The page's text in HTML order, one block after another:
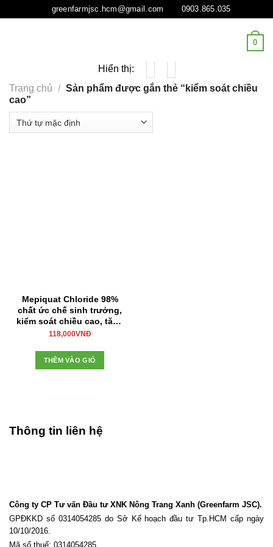
greenfarmjsc.hcm@gmail.com 0903.865.035
0
Hiển thị:
Trang chủ / Sản phẩm được gắn thẻ “kiểm soát chiều
cao”
Mepiquat Chloride 98%
chất ức chế sinh trưởng,
kiểm soát chiều cao, tăng
năng suất
118,000VNĐ
THÊM VÀO GIỎ
Thông tin liên hệ
Công ty CP Tư vấn Đầu tư XNK Nông Trang Xanh (Greenfarm JSC).
GPĐKKD số 0314054285 do Sở Kế hoạch đầu tư Tp.HCM cấp ngày
10/10/2016.
Mã số thuế: 0314054285